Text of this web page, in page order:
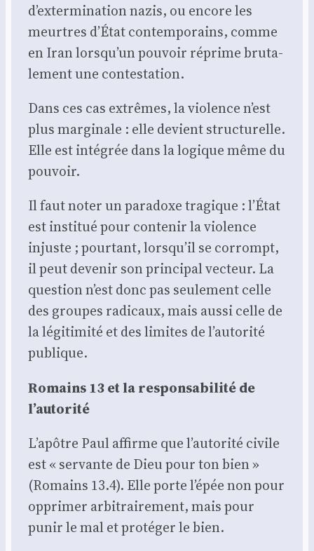
d’extermination nazis, ou encore les
meurtres d’État contem­po­rains, comme
en Iran lorsqu’un pou­voir réprime bru­ta­
le­ment une contes­ta­tion.
Dans ces cas extrêmes, la vio­lence n’est
plus mar­gi­nale : elle devient struc­tu­relle.
Elle est inté­grée dans la logique même du
pou­voir.
Il faut noter un para­doxe tra­gique : l’État
est ins­ti­tué pour conte­nir la vio­lence
injuste ; pour­tant, lorsqu’il se cor­rompt,
il peut deve­nir son prin­ci­pal vec­teur. La
ques­tion n’est donc pas seule­ment celle
des groupes radi­caux, mais aus­si celle de
la légi­ti­mi­té et des limites de l’autorité
publique.
Romains 13 et la res­pon­sa­bi­li­té de
l’autorité
L’apôtre Paul affirme que l’autorité civile
est « ser­vante de Dieu pour ton bien »
(Romains 13.4). Elle porte l’épée non pour
oppri­mer arbi­trai­re­ment, mais pour
punir le mal et pro­té­ger le bien.